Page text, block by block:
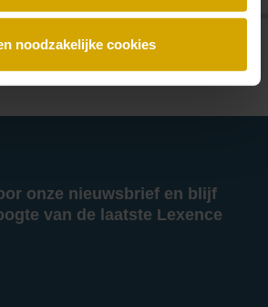
noodzakelijke cookies
onze nieuwsbrief en blijf
van de laatste Lexence